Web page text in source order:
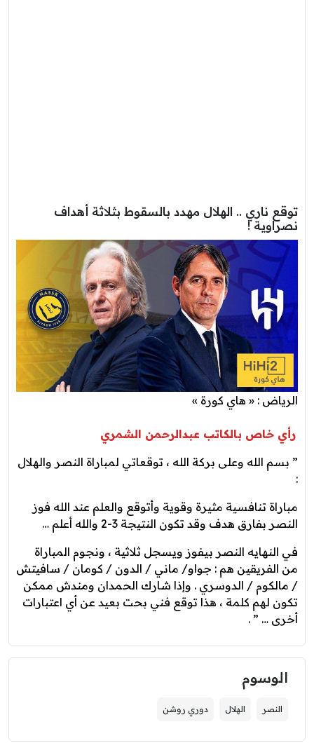
توقع ناري .. الهلال مهدد بالسقوط بثلاثة أهداف
نصراوية !
الرياض : « هاي كورة »
رأي خاص بالكاتب عبدالرحمن الشمري
” ‏بسم الله وعلى بركة الله ، توقعاتي لمباراة ‎النصر والهلال
:
مباراة تنافسية مثيرة وقوية وأتوقع والعلم عند الله فوز
النصر بفارق هدف وقد تكون النتيجة 3-2 والله أعلم …
في النهايه النصر بيفوز ويسجل ثلاثية ، ونجوم المباراة
من الفريقين هم : جواو/ ماني / الدون / كومان / سافيتش
/ مالكوم / الدوسري . وإذا شارك الحمدان ومندش ممكن
تكون لهم كلمة ، هذا توقع فني بحت بعيد عن أي اعتبارات
أخرى … ” .
الوسوم
النصر الهلال دوري روشن